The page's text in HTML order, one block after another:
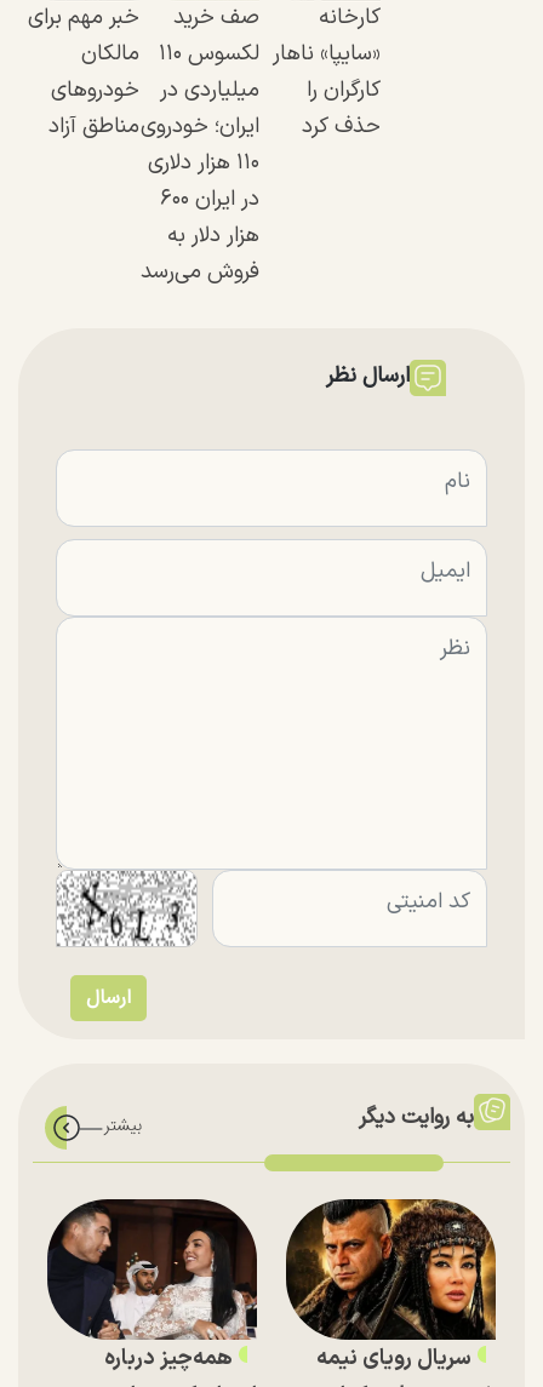
کارخانه
«سایپا» ناهار
کارگران را
حذف کرد
صف خرید
لکسوس ۱۱۰
میلیاردی در
ایران؛ خودروی
۱۱۰ هزار دلاری
در ایران ۶۰۰
هزار دلار به
فروش می‌رسد
خبر مهم برای
مالکان
خودرو‌های
مناطق آزاد
ارسال نظر
به روایت دیگر
سریال رویای نیمه
همه‌چیز درباره